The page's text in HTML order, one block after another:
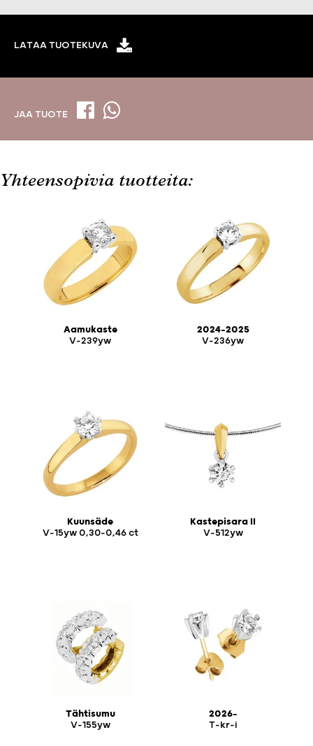
LATAA TUOTEKUVA
JAA TUOTE
Yhteensopivia tuotteita:
Aamukaste
V-239yw
2024-2025
V-236yw
Kuunsäde
V-15yw 0,30-0,46 ct
Kastepisara II
V-512yw
Tähtisumu
V-155yw
2026-
T-kr-i